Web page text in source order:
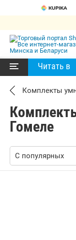
Читать в
Комплекты
Гомеле